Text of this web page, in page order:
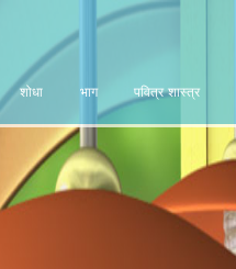
शोधा भाग पवित्र शास्त्र